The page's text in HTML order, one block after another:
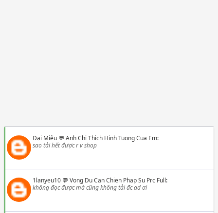
Đại Miêu💬 Anh Chi Thich Hinh Tuong Cua Em:
sao tải hết được r v shop
1lanyeu10💬 Vong Du Can Chien Phap Su Prc Full:
không đọc được mà cũng không tải đc ad ơi